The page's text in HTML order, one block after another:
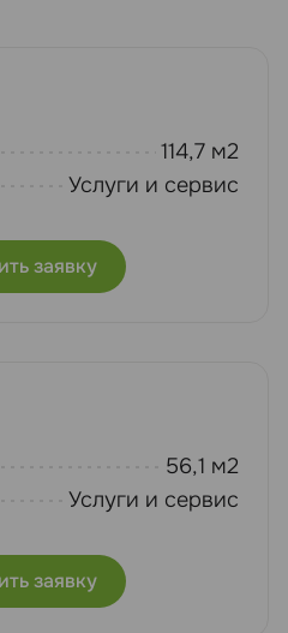
114,7 м2
Услуги и сервис
заявку
56,1 м2
Услуги и сервис
заявку